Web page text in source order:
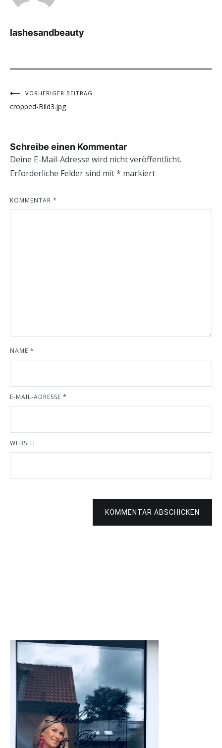
lashesandbeauty
Beitragsnavigation
VORHERIGER BEITRAG
cropped-Bild3.jpg
Schreibe einen Kommentar
Deine E-Mail-Adresse wird nicht veröffentlicht.
Erforderliche Felder sind mit* markiert
KOMMENTAR *
NAME *
E-MAIL-ADRESSE *
WEBSITE
KOMMENTAR ABSCHICKEN